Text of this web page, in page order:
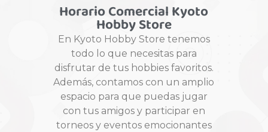
Horario Comercial Kyoto
Hobby Store
En Kyoto Hobby Store tenemos
todo lo que necesitas para
disfrutar de tus hobbies favoritos.
Además, contamos con un amplio
espacio para que puedas jugar
con tus amigos y participar en
torneos y eventos emocionantes